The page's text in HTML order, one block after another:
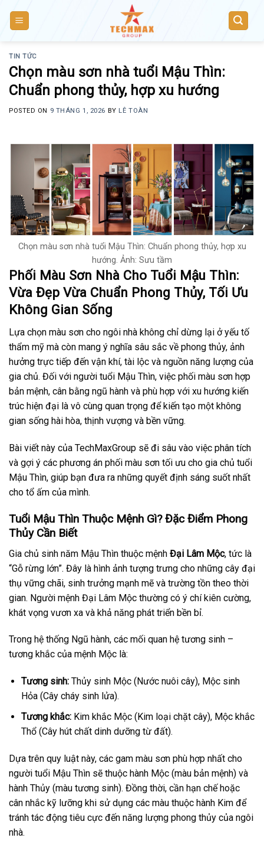
TIN TỨC
Chọn màu sơn nhà tuổi Mậu Thìn:
Chuẩn phong thủy, hợp xu hướng
POSTED ON 9 THÁNG 1, 2026 BY LÊ TOÀN
Chọn màu sơn nhà tuổi Mậu Thìn: Chuẩn phong thủy, hợp xu
hướng. Ảnh: Sưu tầm
Phối Màu Sơn Nhà Cho Tuổi Mậu Thìn:
Vừa Đẹp Vừa Chuẩn Phong Thủy, Tối Ưu
Không Gian Sống
Lựa chọn màu sơn cho ngôi nhà không chỉ dừng lại ở yếu tố
thẩm mỹ mà còn mang ý nghĩa sâu sắc về phong thủy, ảnh
hưởng trực tiếp đến vận khí, tài lộc và nguồn năng lượng của
gia chủ. Đối với người tuổi Mậu Thìn, việc phối màu sơn hợp
bản mệnh, cân bằng ngũ hành và phù hợp với xu hướng kiến
trúc hiện đại là vô cùng quan trọng để kiến tạo một không
gian sống hài hòa, thịnh vượng và bền vững.
Bài viết này của TechMaxGroup sẽ đi sâu vào việc phân tích
và gợi ý các phương án phối màu sơn tối ưu cho gia chủ tuổi
Mậu Thìn, giúp bạn đưa ra những quyết định sáng suốt nhất
cho tổ ấm của mình.
Tuổi Mậu Thìn Thuộc Mệnh Gì? Đặc Điểm Phong
Thủy Cần Biết
Gia chủ sinh năm Mậu Thìn thuộc mệnh Đại Lâm Mộc, tức là
“Gỗ rừng lớn”. Đây là hình ảnh tượng trưng cho những cây đại
thụ vững chãi, sinh trưởng mạnh mẽ và trường tồn theo thời
gian. Người mệnh Đại Lâm Mộc thường có ý chí kiên cường,
khát vọng vươn xa và khả năng phát triển bền bỉ.
Trong hệ thống Ngũ hành, các mối quan hệ tương sinh –
tương khắc của mệnh Mộc là:
Tương sinh:Thủy sinh Mộc (Nước nuôi cây), Mộc sinh
Hỏa (Cây cháy sinh lửa).
Tương khắc:Kim khắc Mộc (Kim loại chặt cây), Mộc khắc
Thổ (Cây hút chất dinh dưỡng từ đất).
Dựa trên quy luật này, các gam màu sơn phù hợp nhất cho
người tuổi Mậu Thìn sẽ thuộc hành Mộc (màu bản mệnh) và
hành Thủy (màu tương sinh). Đồng thời, cần hạn chế hoặc
cân nhắc kỹ lưỡng khi sử dụng các màu thuộc hành Kim để
tránh tác động tiêu cực đến năng lượng phong thủy của ngôi
nhà.